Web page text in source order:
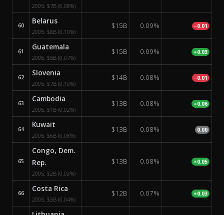
2005: $7B (0.08%)
60 Belarus
2005: $8B (0.10%)
$15B 0.09% −0.01
61 Guatemala
2005: $5B (0.07%)
$15B 0.09% +0.03
62 Slovenia
2005: $7B (0.10%)
$14B 0.08% −0.01
63 Cambodia
2005: $1B (0.02%)
$13B 0.08% +0.06
64 Kuwait
2005: $6B (0.08%)
$13B 0.08% 0.00
65
Congo, Dem.
Rep.
2005: $2B (0.03%)
$13B 0.08% +0.05
66 Costa Rica
2005: $3B (0.04%)
$12B 0.07% +0.03